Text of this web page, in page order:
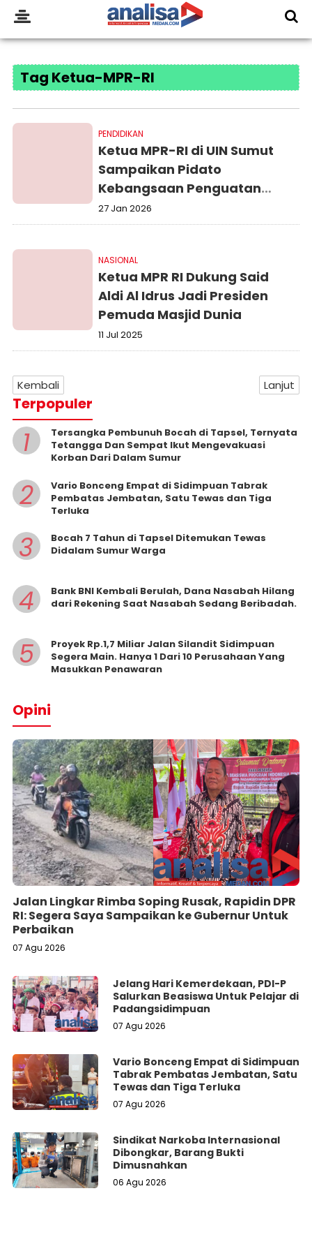
Tag Ketua-MPR-RI
PENDIDIKAN
Ketua MPR-RI di UIN Sumut
Sampaikan Pidato
Kebangsaan Penguatan
Ideologi Pancasila
27 Jan 2026
NASIONAL
Ketua MPR RI Dukung Said
Aldi Al Idrus Jadi Presiden
Pemuda Masjid Dunia
11 Jul 2025
Kembali Lanjut
Terpopuler
1
Tersangka Pembunuh Bocah di Tapsel, Ternyata
Tetangga Dan Sempat Ikut Mengevakuasi
Korban Dari Dalam Sumur
2
Vario Bonceng Empat di Sidimpuan Tabrak
Pembatas Jembatan, Satu Tewas dan Tiga
Terluka
3
Bocah 7 Tahun di Tapsel Ditemukan Tewas
Didalam Sumur Warga
4
Bank BNI Kembali Berulah, Dana Nasabah Hilang
dari Rekening Saat Nasabah Sedang Beribadah.
5
Proyek Rp.1,7 Miliar Jalan Silandit Sidimpuan
Segera Main. Hanya 1 Dari 10 Perusahaan Yang
Masukkan Penawaran
Opini
Jalan Lingkar Rimba Soping Rusak, Rapidin DPR
RI: Segera Saya Sampaikan ke Gubernur Untuk
Perbaikan
07 Agu 2026
Jelang Hari Kemerdekaan, PDI-P
Salurkan Beasiswa Untuk Pelajar di
Padangsidimpuan
07 Agu 2026
Vario Bonceng Empat di Sidimpuan
Tabrak Pembatas Jembatan, Satu
Tewas dan Tiga Terluka
07 Agu 2026
Sindikat Narkoba Internasional
Dibongkar, Barang Bukti
Dimusnahkan
06 Agu 2026